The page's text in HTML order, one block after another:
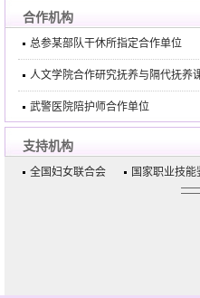
合作机构
总参某部队干休所指定合作单位
人文学院合作研究抚养与隔代抚养
武警医院陪护师合作单位
支持机构
全国妇女联合会 国家职业技能